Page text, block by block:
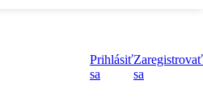
Prihlásiť
sa
Zaregistrovať
sa